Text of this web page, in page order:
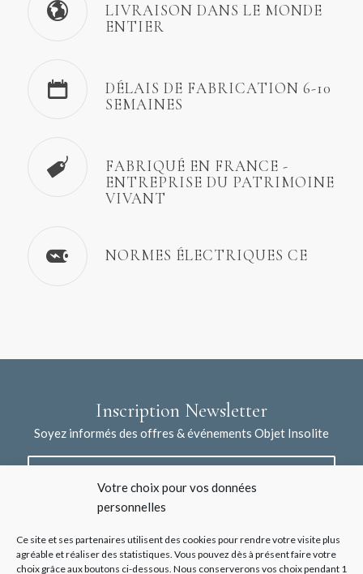
Votre choix pour vos données
personnelles
Ce site et ses partenaires utilisent des cookies pour rendre votre visite plus
agréable et réaliser des statistiques. Vous pouvez dès à présent faire votre
choix grâce aux boutons ci-dessous. Nous conserverons vos choix pendant 1
LIVRAISON DANS LE MONDE
ENTIER
DÉLAIS DE FABRICATION 6-10
SEMAINES
FABRIQUÉ EN FRANCE -
ENTREPRISE DU PATRIMOINE
VIVANT
NORMES ÉLECTRIQUES CE
Inscription Newsletter
Soyez informés des offres & événements Objet Insolite